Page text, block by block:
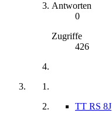
Antworten
0
Zugriffe
426
TT RS 8J